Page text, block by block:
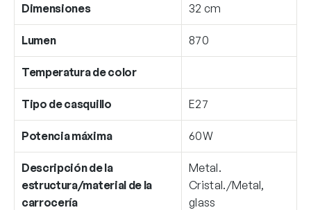
Dimensiones 32 cm
Lumen 870
Temperatura de color
Tipo de casquillo E27
Potencia máxima 60W
Descripción de la
estructura/material de la
carrocería
Metal.
Cristal./Metal,
glass